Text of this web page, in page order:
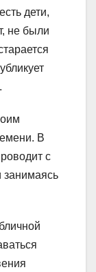
дети,
не были
В
с
занимаясь